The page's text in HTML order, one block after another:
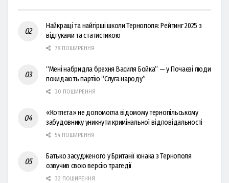
Найкращі та найгірші школи Тернополя: Рейтинг 2025 з
відгуками та статистикою
78 ПОШИРЕННЯ
“Мені набридла брехня Василя Бойка” — у Почаєві люди
покидають партію “Слуга народу”
30 ПОШИРЕННЯ
«Котлєта» не допомогла відомому тернопільському
забудовнику уникнути кримінальної відповідальності
54 ПОШИРЕННЯ
Батько засудженого у Британії юнака з Тернополя
озвучив свою версію трагедії
32 ПОШИРЕННЯ